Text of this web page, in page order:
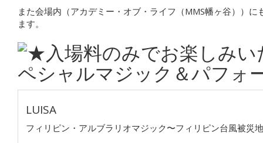
また会場内（アカデミー・オブ・ライフ（MMS幡ヶ谷））に
ます。
LUISA
フィリピン・アルブラリオマジック〜フィリピン台風被災